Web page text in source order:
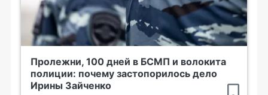
Пролежни, 100 дней в БСМП и волокита
полиции: почему застопорилось дело
Ирины Зайченко